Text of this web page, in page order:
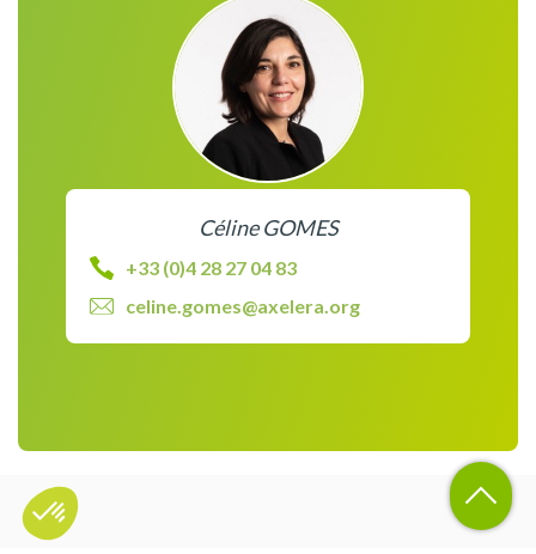
Céline GOMES
+33 (0)4 28 27 04 83
celine.gomes@axelera.org